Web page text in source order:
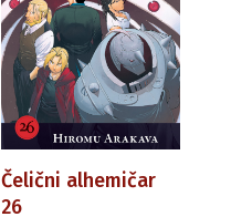
Čelični alhemičar
26